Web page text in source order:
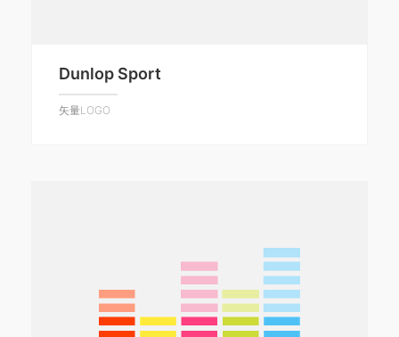
Dunlop Sport
矢量LOGO